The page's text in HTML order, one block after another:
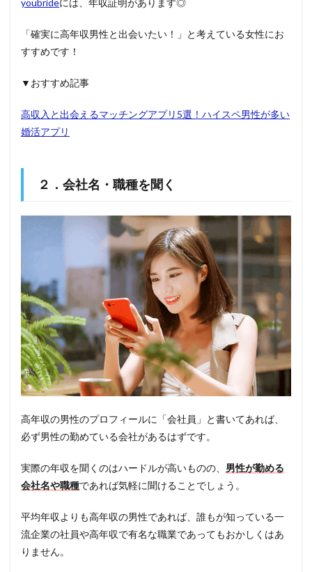
youbrideには、年収証明があります◎
「確実に高年収男性と出会いたい！」と考えている女性にお
すすめです！
▼おすすめ記事
高収入と出会えるマッチングアプリ5選！ハイスペ男性が多い
婚活アプリ
２．会社名・職種を聞く
高年収の男性のプロフィールに「会社員」と書いてあれば、
必ず男性の勤めている会社があるはずです。
実際の年収を聞くのはハードルが高いものの、 男性が勤める
会社名や職種であれば気軽に聞けることでしょう。
平均年収よりも高年収の男性であれば、誰もが知っている一
流企業の社員や高年収で有名な職業であってもおかしくはあ
りません。